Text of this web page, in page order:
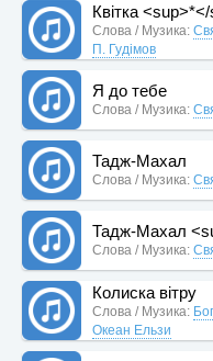
Квітка
Слова / Музика:
П. Гудімов
Я до тебе
Слова / Музика:
Тадж-Махал
Слова / Музика:
Тадж-Махал
Слова / Музика:
Колиска вітру
Слова / Музика:
Океан Ельзи